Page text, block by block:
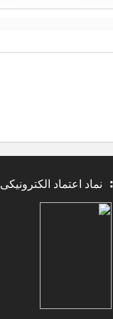
نماد اعتماد الکترونیکی